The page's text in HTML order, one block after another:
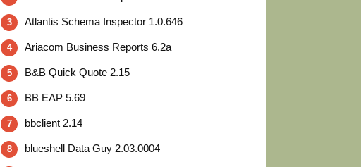
3 Atlantis Schema Inspector 1.0.646
4 Ariacom Business Reports 6.2a
5 B&B Quick Quote 2.15
6 BB EAP 5.69
7 bbclient 2.14
8 blueshell Data Guy 2.03.0004